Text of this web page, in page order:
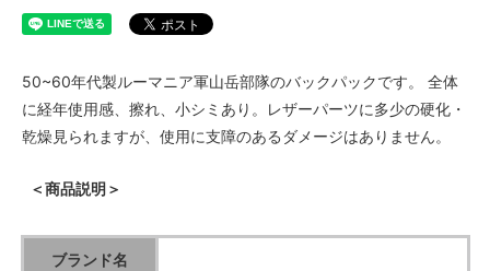
50~60年代製ルーマニア軍山岳部隊のバックパックです。 全体
に経年使用感、擦れ、小シミあり。レザーパーツに多少の硬化・
乾燥見られますが、使用に支障のあるダメージはありません。
＜商品説明＞
ブランド名